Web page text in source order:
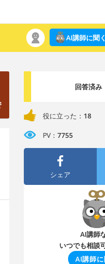
AI講師に聞く
回答済み
役に立った： 18
PV： 7755
シェア
AI講師
いつでも相談
AI講師に